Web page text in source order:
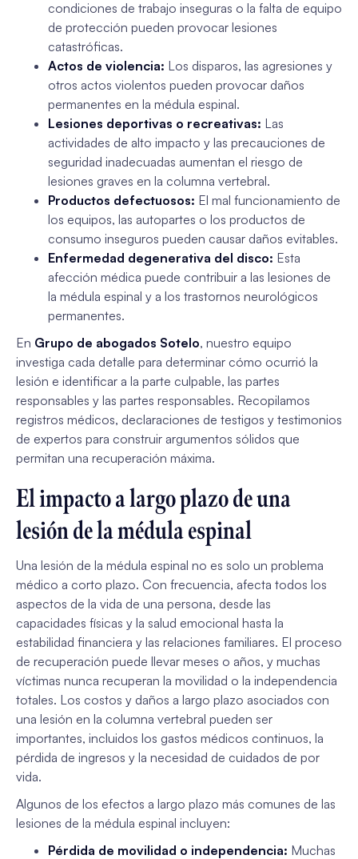
condiciones de trabajo inseguras o la falta de equipo
de protección pueden provocar lesiones
catastróficas.
Actos de violencia: Los disparos, las agresiones y
otros actos violentos pueden provocar daños
permanentes en la médula espinal.
Lesiones deportivas o recreativas: Las
actividades de alto impacto y las precauciones de
seguridad inadecuadas aumentan el riesgo de
lesiones graves en la columna vertebral.
Productos defectuosos: El mal funcionamiento de
los equipos, las autopartes o los productos de
consumo inseguros pueden causar daños evitables.
Enfermedad degenerativa del disco: Esta
afección médica puede contribuir a las lesiones de
la médula espinal y a los trastornos neurológicos
permanentes.
En Grupo de abogados Sotelo, nuestro equipo
investiga cada detalle para determinar cómo ocurrió la
lesión e identificar a la parte culpable, las partes
responsables y las partes responsables. Recopilamos
registros médicos, declaraciones de testigos y testimonios
de expertos para construir argumentos sólidos que
permitan una recuperación máxima.
El impacto a largo plazo de una
lesión de la médula espinal
Una lesión de la médula espinal no es solo un problema
médico a corto plazo. Con frecuencia, afecta todos los
aspectos de la vida de una persona, desde las
capacidades físicas y la salud emocional hasta la
estabilidad financiera y las relaciones familiares. El proceso
de recuperación puede llevar meses o años, y muchas
víctimas nunca recuperan la movilidad o la independencia
totales. Los costos y daños a largo plazo asociados con
una lesión en la columna vertebral pueden ser
importantes, incluidos los gastos médicos continuos, la
pérdida de ingresos y la necesidad de cuidados de por
vida.
Algunos de los efectos a largo plazo más comunes de las
lesiones de la médula espinal incluyen:
Pérdida de movilidad o independencia: Muchas